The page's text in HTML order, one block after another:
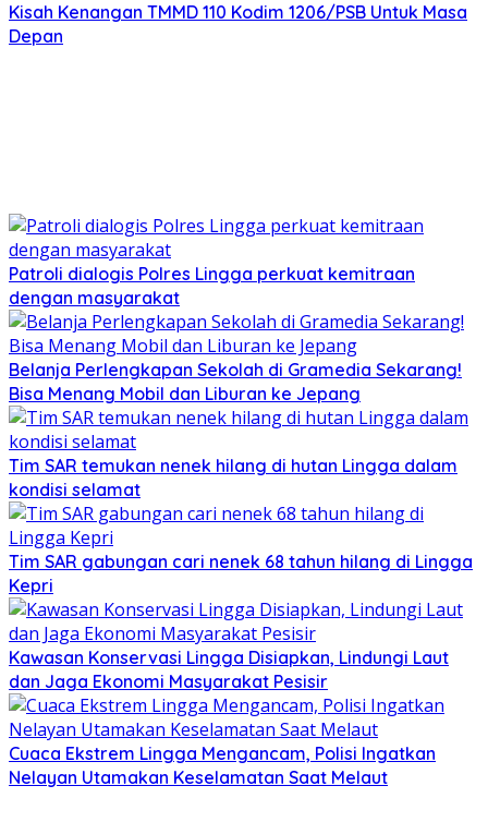
Kisah Kenangan TMMD 110 Kodim 1206/PSB Untuk Masa
Depan
Patroli dialogis Polres Lingga perkuat kemitraan
dengan masyarakat
Belanja Perlengkapan Sekolah di Gramedia Sekarang!
Bisa Menang Mobil dan Liburan ke Jepang
Tim SAR temukan nenek hilang di hutan Lingga dalam
kondisi selamat
Tim SAR gabungan cari nenek 68 tahun hilang di Lingga
Kepri
Kawasan Konservasi Lingga Disiapkan, Lindungi Laut
dan Jaga Ekonomi Masyarakat Pesisir
Cuaca Ekstrem Lingga Mengancam, Polisi Ingatkan
Nelayan Utamakan Keselamatan Saat Melaut